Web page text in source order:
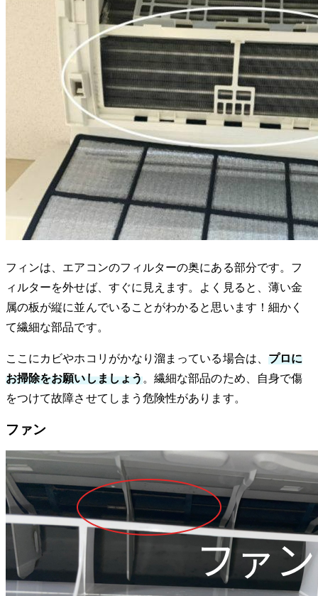
フィンは、エアコンのフィルターの奥にある部分です。フ
ィルターを外せば、すぐに見えます。よく見ると、薄い金
属の板が縦に並んでいることがわかると思います！細かく
て繊細な部品です。
ここにカビやホコリがかなり溜まっている場合は、 プロに
お掃除をお願いしましょう。繊細な部品のため、自身で傷
をつけて故障させてしまう危険性があります。
ファン